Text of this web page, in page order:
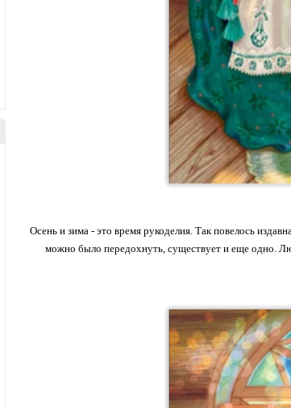
Осень и зима - это время рукоделия. Так повелось
можно было передохнуть, существует и еще одно.